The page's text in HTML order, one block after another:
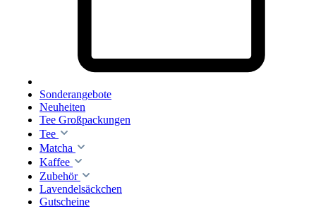
Sonderangebote
Neuheiten
Tee Großpackungen
Tee
Matcha
Kaffee
Zubehör
Lavendelsäckchen
Gutscheine